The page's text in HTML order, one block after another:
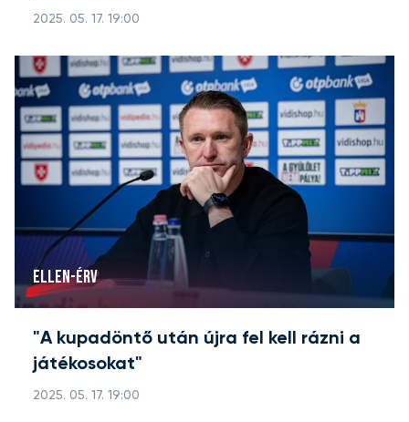
2025. 05. 17. 19:00
ELLEN-ÉRV
"A kupadöntő után újra fel kell rázni a
játékosokat"
2025. 05. 17. 19:00